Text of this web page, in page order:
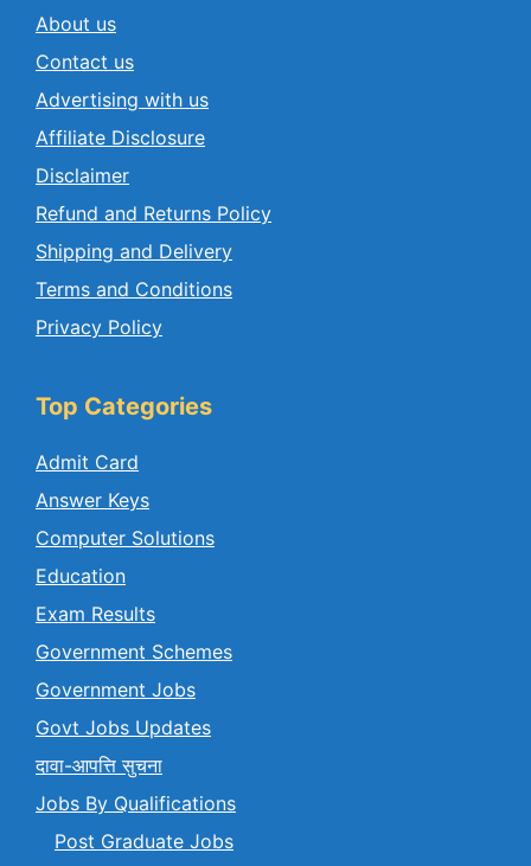
About us
Contact us
Advertising with us
Affiliate Disclosure
Disclaimer
Refund and Returns Policy
Shipping and Delivery
Terms and Conditions
Privacy Policy
Top Categories
Admit Card
Answer Keys
Computer Solutions
Education
Exam Results
Government Schemes
Government Jobs
Govt Jobs Updates
दावा-आपत्ति सुचना
Jobs By Qualifications
Post Graduate Jobs